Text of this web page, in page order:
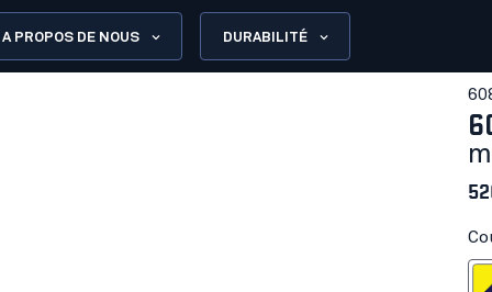
A PROPOS DE NOUS DURABILITÉ
Jaune